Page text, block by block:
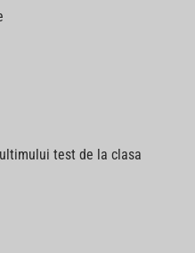
test de la clasa